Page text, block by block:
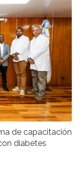
de capacitación
diabetes